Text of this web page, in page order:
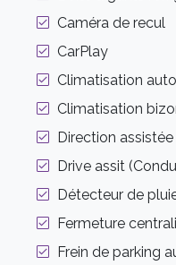
Caméra de recul
CarPlay
Climatisation
Climatisation
Direction assistée
Drive assit
Détecteur de
Fermeture
Frein de parking